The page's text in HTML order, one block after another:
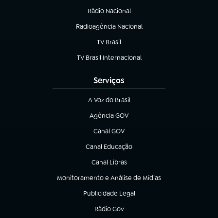
Rádio Nacional
Radioagência Nacional
(abre em nova aba)
TV Brasil
(abre em nova aba)
TV Brasil Internacional
(abre em nova aba)
Serviços
A Voz do Brasil
(abre em nova aba)
Agência GOV
(abre em nova aba)
Canal GOV
(abre em nova aba)
Canal Educação
(abre em nova aba)
Canal Libras
(abre em nova aba)
Monitoramento e Análise de Mídias
(abre em nova aba)
Publicidade Legal
(abre em nova aba)
Rádio Gov
(abre em nova aba)